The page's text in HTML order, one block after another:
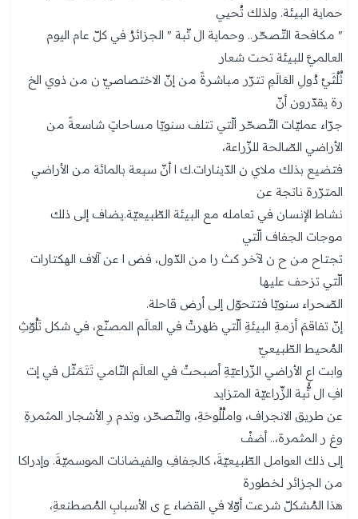
حماية البيئة. ولذلك تُحيي
" مكافحة التّصحّر.. وحماية ال تّبة " الجزائرُ في كلّ عام اليوم
العالميَّ للبيئة تحت شعار
ثُلُثَيْ دُولِ العَالَمِ تترّر مباشرةً من إنّ الاختصاصيّ ن من ذوي الخ
رة يقدّرون أنّ
جرّاء عمليّات التّصحّر الّتي تتلف سنويّا مساحاتٍ شاسعةً من
الأراضي الصّالحة للزّراعة،
فتضيع بذلك ملاي ن الدّينارات.ك ا أنّ سبعة بالمائة من الأراضي
المترّرة ناتجة عن
نشاط الإنسان في تعامله مع البيئة الطّبيعيّة.يضاف إلى ذلك
موجات الجفاف الّتي
تجتاح من ح ن لآخر كث را من الدّول، فض ا عن آلاف الهكتارات
الّتي تزحف عليها
الصّحراء سنويّا فتتحوّل إلى أرض قاحلة.
إنّ تفاقمَ أزمةِ البيئةِ الّتي ظهرتْ في العالَم المصنّع، في شكل تَلُوّثِ
المُحيط الطّبيعيّ
وابت اعِ الأراضي الزّراعيّةِ أصبحتْ في العالَم النّامي تَتَمَثّل في إت
افِ ال تُّبة الزِّراعيّة المتزايد
عن طريق الانجراف، واملُلُوحَةِ، والتّصحّر، وتدم رِ الأشجار المثمرةِ
وغ ر المثمرة،.. أضفْ
إلى ذلك العوامل الطّبيعيّةَ، كالجفافِ والفيضانات الموسميّةَ. وإدراكا
من الجزائر لخطورة
هذا المُشكلّ شرعت أوّلا في القضاء ع ى الأسبابِ المُصطنعةِ،